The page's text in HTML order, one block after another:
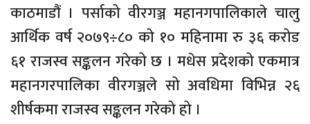
काठमाडौं । पर्साको वीरगञ्ज महानगपालिकाले चालु
आर्थिक वर्ष २०७९÷८० को १० महिनामा रु ३६ करोड
६१ राजस्व सङ्कलन गरेको छ । मधेस प्रदेशको एकमात्र
महानगरपालिका वीरगञ्जले सो अवधिमा विभिन्न २६
शीर्षकमा राजस्व सङ्कलन गरेको हो ।